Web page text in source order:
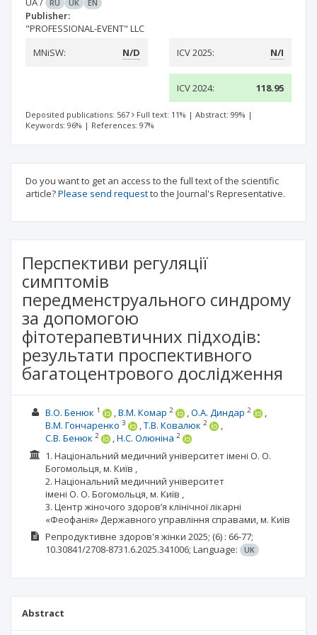
RU UK EN
Publisher:
"PROFESSIONAL-EVENT" LLC
MNiSW:
N/D ICV 2025: N/I
ICV 2024: 118.95
Deposited publications: 567 Full text: 11% | Abstract: 99% |
Keywords: 96% | References: 97%
Do you want to get an access to the full text of the scientific
article?Please send requestto the Journal's Representative.
Перспективи регуляції
симптомів
передменструального синдрому
за допомогою
фітотерапевтичних підходів:
результати проспективного
багатоцентрового дослідження
В.О. Бенюк 1 В.М. Комар 2 О.А. Диндар 2
В.М. Гончаренко 3 Т.В. Ковалюк 2
С.В. Бенюк 2 Н.С. Олюніна 2
1. Національний медичний університет імені О. О.
Богомольця, м. Київ ,
2. Національний медичний університет
імені О. О. Богомольця, м. Київ ,
3. Центр жіночого здоров’я клінічної лікарні
«Феофанія» Державного управління справами, м. Київ
Репродуктивне здоров'я жінки 2025; (6) : 66-77;
10.30841/2708-8731.6.2025.341006; Language: UK
Abstract